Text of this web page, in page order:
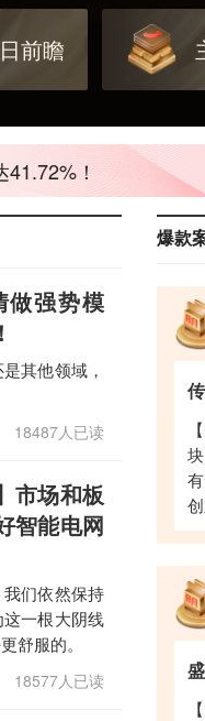
前瞻
，再展锋芒！
！
做强势模
其他领域，
18487人已读
市场和板
智能电网
我们依然保持
一根大阴线
舒服的。
18577人已读
爆款
：案例数据不代表普遍实际收益